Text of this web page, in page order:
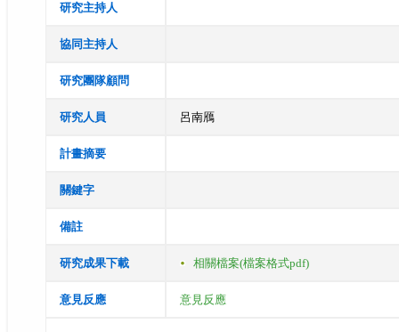
研究主持人
協同主持人
研究團隊顧問
研究人員 呂南鴈
計畫摘要
關鍵字
備註
研究成果下載 相關檔案(檔案格式pdf)
意見反應 意見反應